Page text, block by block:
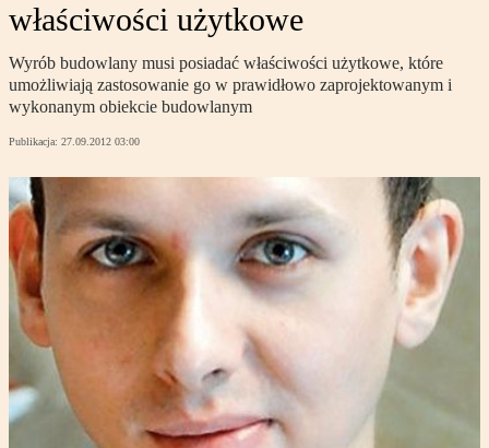
właściwości użytkowe
Wyrób budowlany musi posiadać właściwości użytkowe, które
umożliwiają zastosowanie go w prawidłowo zaprojektowanym i
wykonanym obiekcie budowlanym
Publikacja: 27.09.2012 03:00